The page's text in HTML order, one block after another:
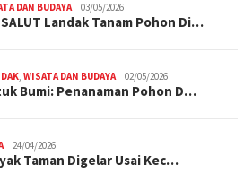
DAN BUDAYA 03/05/2026
Landak Tanam Pohon Di…
, WISATA DAN BUDAYA 02/05/2026
Bumi: Penanaman Pohon D…
24/04/2026
Taman Digelar Usai Kec…